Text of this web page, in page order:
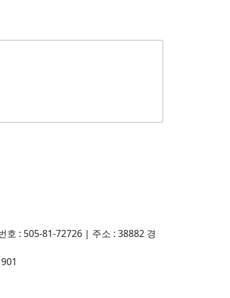
호 : 505-81-72726 | 주소 : 38882 경